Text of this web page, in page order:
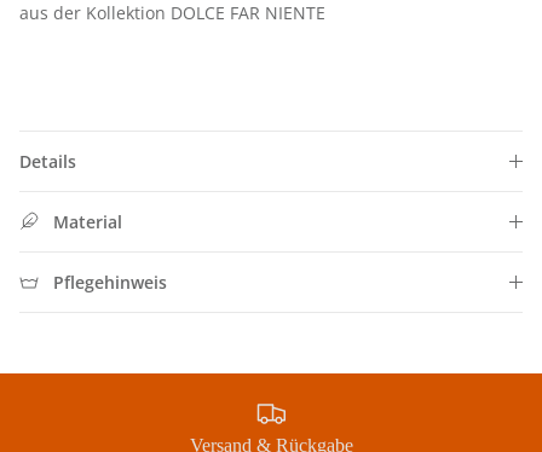
aus der Kollektion DOLCE FAR NIENTE
Details
Material
Pflegehinweis
Versand & Rückgabe
Jetzt Newsletter abonnieren und exklusive Angebote